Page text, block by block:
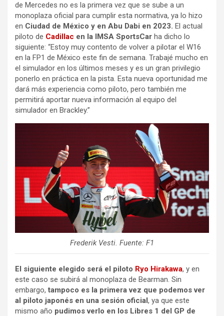
de Mercedes no es la primera vez que se sube a un
monoplaza oficial para cumplir esta normativa, ya lo hizo
en Ciudad de México y en Abu Dabi en 2023. El actual
piloto de Cadillac en la IMSA SportsCar ha dicho lo
siguiente: “Estoy muy contento de volver a pilotar el W16
en la FP1 de México este fin de semana. Trabajé mucho en
el simulador en los últimos meses y es un gran privilegio
ponerlo en práctica en la pista. Esta nueva oportunidad me
dará más experiencia como piloto, pero también me
permitirá aportar nueva información al equipo del
simulador en Brackley.”
Frederik Vesti. Fuente: F1
El siguiente elegido será el piloto Ryo Hirakawa, y en
este caso se subirá al monoplaza de Bearman. Sin
embargo,tampoco es la primera vez que podemos ver
al piloto japonés en una sesión oficial, ya que este
mismo año pudimos verlo en los Libres 1 del GP de